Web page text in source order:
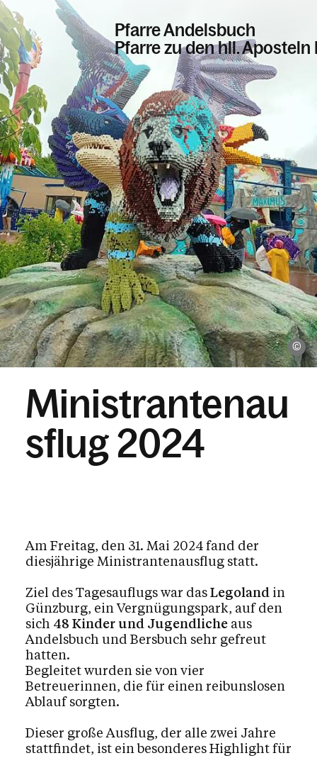
Pfarre Andelsbuch
Pfarre zu den hll.
Informationen
Kalender
Personen
Kontakt
Ministrantenau
sflug 2024
Am Freitag, den 31. Mai 2024 fand der
diesjährige Ministrantenausflug statt.
Ziel des Tagesauflugs war dasLegoland in
Günzburg, ein Vergnügungspark, auf den
sich 48 Kinder und Jugendliche aus
Andelsbuch und Bersbuch sehr gefreut
hatten.
Begleitet wurden sie von vier
Betreuerinnen, die für einen reibunslosen
Ablauf sorgten.
Dieser große Ausflug, der alle zwei Jahre
stattfindet, ist ein besonderes Highlight für